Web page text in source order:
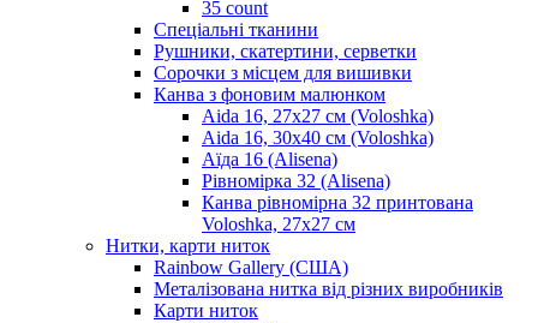
35 count
Спеціальні тканини
Рушники, скатертини, серветки
Сорочки з місцем для вишивки
Канва з фоновим малюнком
Aida 16, 27х27 см (Voloshka)
Aida 16, 30х40 см (Voloshka)
Аїда 16 (Alisena)
Рівномірка 32 (Alisena)
Канва рівномірна 32 принтована
Voloshka, 27х27 см
Нитки, карти ниток
Rainbow Gallery (США)
Металізована нитка від різних виробників
Карти ниток